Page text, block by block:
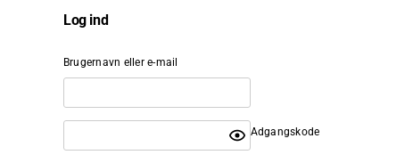
Log ind
Brugernavn eller e-mail
Adgangskode